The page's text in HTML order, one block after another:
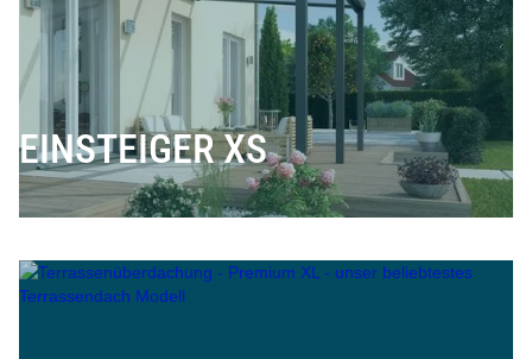
EINSTEIGER XS